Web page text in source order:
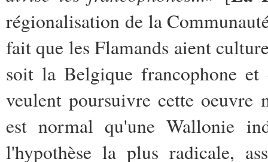
régionalisation de la
fait que les Flamands aient
soit la Belgique francophone
veulent poursuivre cette oeuvre
est normal qu'une Wallonie
l'hypothèse la plus radicale,